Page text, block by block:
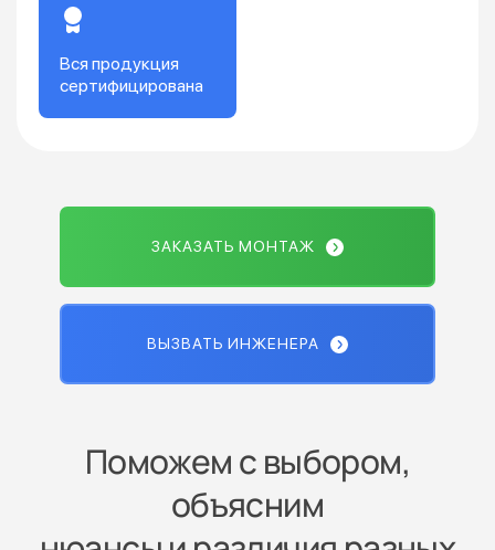
Вся продукция
сертифицирована
ЗАКАЗАТЬ МОНТАЖ
ВЫЗВАТЬ ИНЖЕНЕРА
Поможем с выбором,
объясним